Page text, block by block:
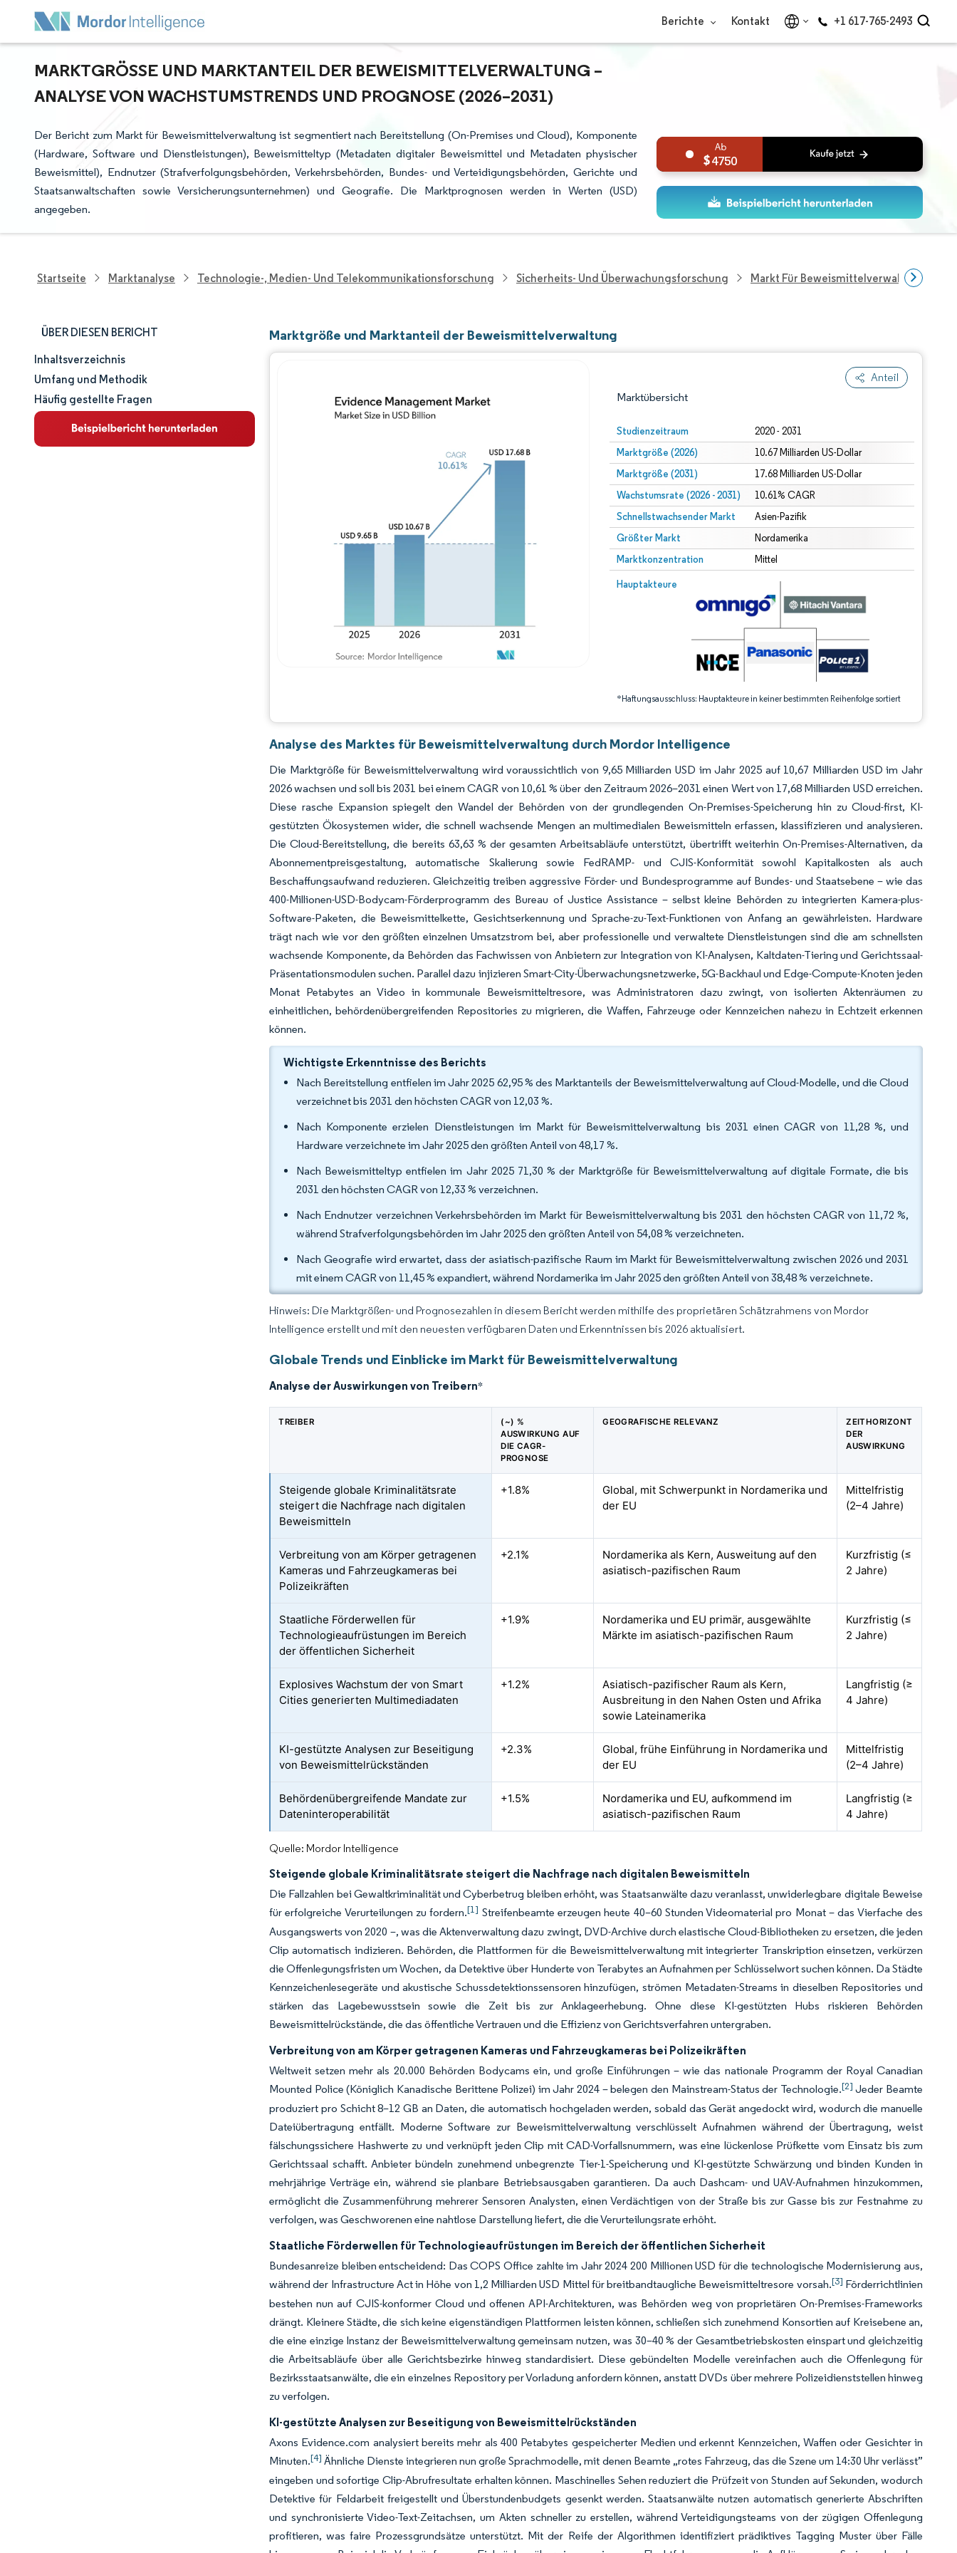
Berichte Kontakt +1 617-765-2493
MARKTGRÖSSE UND MARKTANTEIL DER BEWEISMITTELVERWALTUNG – A
NALYSE VON WACHSTUMSTRENDS UND PROGNOSE (2026–2031)
Der Bericht zum Markt für Beweismittelverwaltung ist segmentiert nach Bereitstellung (On-Premises und Cloud), Komponente
(Hardware, Software und Dienstleistungen), Beweismitteltyp (Metadaten digitaler Beweismittel und Metadaten physischer
Beweismittel), Endnutzer (Strafverfolgungsbehörden, Verkehrsbehörden, Bundes- und Verteidigungsbehörden, Gerichte und
Staatsanwaltschaften sowie Versicherungsunternehmen) und Geografie. Die Marktprognosen werden in Werten (USD)
angegeben.
4750
Startseite Marktanalyse Technologie-, Medien- Und Telekommunikationsforschung Sicherheits- Und Überwachungsforschung Markt Für Beweismittelverwaltung
ÜBER DIESEN BERICHT
Marktgröße und -anteil
Marktanalyse
Trends und Einblicke
Inhaltsverzeichnis
Umfang und Methodik
Häufig gestellte Fragen
Marktgröße und Marktanteil der Beweismittelverwaltung
Anteil
Marktübersicht
Studienzeitraum 2020 - 2031
Marktgröße (2026) 10.67 Milliarden US-Dollar
Marktgröße (2031) 17.68 Milliarden US-Dollar
Wachstumsrate (2026 - 2031) 10.61% CAGR
Schnellstwachsender Markt Asien-Pazifik
Größter Markt Nordamerika
Marktkonzentration Mittel
Hauptakteure
*Haftungsausschluss: Hauptakteure in keiner bestimmten Reihenfolge sortiert
Bild © Mordor Intelligence. Wiederverwendung erfordert Namensnennung gemäß CC BY 4.0.
Bild © Mordor Intelligence. Wiederverwendung erfordert Namensnennung gemäß CC BY 4.0.
Analyse des Marktes für Beweismittelverwaltung durch Mordor Intelligence
Die Marktgröße für Beweismittelverwaltung wird voraussichtlich von 9,65 Milliarden USD im Jahr 2025 auf 10,67 Milliarden USD im Jahr
2026 wachsen und soll bis 2031 bei einem CAGR von 10,61 % über den Zeitraum 2026–2031 einen Wert von 17,68 Milliarden USD erreichen.
Diese rasche Expansion spiegelt den Wandel der Behörden von der grundlegenden On-Premises-Speicherung hin zu Cloud-first, KI-
gestützten Ökosystemen wider, die schnell wachsende Mengen an multimedialen Beweismitteln erfassen, klassifizieren und analysieren.
Die Cloud-Bereitstellung, die bereits 63,63 % der gesamten Arbeitsabläufe unterstützt, übertrifft weiterhin On-Premises-Alternativen, da
Abonnementpreisgestaltung, automatische Skalierung sowie FedRAMP- und CJIS-Konformität sowohl Kapitalkosten als auch
Beschaffungsaufwand reduzieren. Gleichzeitig treiben aggressive Förder- und Bundesprogramme auf Bundes- und Staatsebene – wie das
400-Millionen-USD-Bodycam-Förderprogramm des Bureau of Justice Assistance – selbst kleine Behörden zu integrierten Kamera-plus-
Software-Paketen, die Beweismittelkette, Gesichtserkennung und Sprache-zu-Text-Funktionen von Anfang an gewährleisten. Hardware
trägt nach wie vor den größten einzelnen Umsatzstrom bei, aber professionelle und verwaltete Dienstleistungen sind die am schnellsten
wachsende Komponente, da Behörden das Fachwissen von Anbietern zur Integration von KI-Analysen, Kaltdaten-Tiering und Gerichtssaal-
Präsentationsmodulen suchen. Parallel dazu injizieren Smart-City-Überwachungsnetzwerke, 5G-Backhaul und Edge-Compute-Knoten jeden
Monat Petabytes an Video in kommunale Beweismitteltresore, was Administratoren dazu zwingt, von isolierten Aktenräumen zu
einheitlichen, behördenübergreifenden Repositories zu migrieren, die Waffen, Fahrzeuge oder Kennzeichen nahezu in Echtzeit erkennen
können.
Wichtigste Erkenntnisse des Berichts
Nach Bereitstellung entfielen im Jahr 2025 62,95 % des Marktanteils der Beweismittelverwaltung auf Cloud-Modelle, und die Cloud
verzeichnet bis 2031 den höchsten CAGR von 12,03 %.
Nach Komponente erzielen Dienstleistungen im Markt für Beweismittelverwaltung bis 2031 einen CAGR von 11,28 %, und
Hardware verzeichnete im Jahr 2025 den größten Anteil von 48,17 %.
Nach Beweismitteltyp entfielen im Jahr 2025 71,30 % der Marktgröße für Beweismittelverwaltung auf digitale Formate, die bis
2031 den höchsten CAGR von 12,33 % verzeichnen.
Nach Endnutzer verzeichnen Verkehrsbehörden im Markt für Beweismittelverwaltung bis 2031 den höchsten CAGR von 11,72 %,
während Strafverfolgungsbehörden im Jahr 2025 den größten Anteil von 54,08 % verzeichneten.
Nach Geografie wird erwartet, dass der asiatisch-pazifische Raum im Markt für Beweismittelverwaltung zwischen 2026 und 2031
mit einem CAGR von 11,45 % expandiert, während Nordamerika im Jahr 2025 den größten Anteil von 38,48 % verzeichnete.
Hinweis: Die Marktgrößen- und Prognosezahlen in diesem Bericht werden mithilfe des proprietären Schätzrahmens von Mordor
Intelligence erstellt und mit den neuesten verfügbaren Daten und Erkenntnissen bis 2026 aktualisiert.
Globale Trends und Einblicke im Markt für Beweismittelverwaltung
Analyse der Auswirkungen von Treibern*
TREIBER
(~) %
AUSWIRKUNG AUF
DIE CAGR-
PROGNOSE
GEOGRAFISCHE RELEVANZ
ZEITHORIZONT
DER
AUSWIRKUNG
Steigende globale Kriminalitätsrate
steigert die Nachfrage nach digitalen
Beweismitteln
+1.8%
Global, mit Schwerpunkt in Nordamerika und
der EU
Mittelfristig
(2–4 Jahre)
Verbreitung von am Körper getragenen
Kameras und Fahrzeugkameras bei
Polizeikräften
+2.1%
Nordamerika als Kern, Ausweitung auf den
asiatisch-pazifischen Raum
Kurzfristig (≤
2 Jahre)
Staatliche Förderwellen für
Technologieaufrüstungen im Bereich
der öffentlichen Sicherheit
+1.9%
Nordamerika und EU primär, ausgewählte
Märkte im asiatisch-pazifischen Raum
Kurzfristig (≤
2 Jahre)
Explosives Wachstum der von Smart
Cities generierten Multimediadaten
+1.2%
Asiatisch-pazifischer Raum als Kern,
Ausbreitung in den Nahen Osten und Afrika
sowie Lateinamerika
Langfristig (≥
4 Jahre)
KI-gestützte Analysen zur Beseitigung
von Beweismittelrückständen
+2.3%
Global, frühe Einführung in Nordamerika und
der EU
Mittelfristig
(2–4 Jahre)
Behördenübergreifende Mandate zur
Dateninteroperabilität
+1.5%
Nordamerika und EU, aufkommend im
asiatisch-pazifischen Raum
Langfristig (≥
4 Jahre)
Quelle: Mordor Intelligence
Steigende globale Kriminalitätsrate steigert die Nachfrage nach digitalen Beweismitteln
Die Fallzahlen bei Gewaltkriminalität und Cyberbetrug bleiben erhöht, was Staatsanwälte dazu veranlasst, unwiderlegbare digitale Beweise
für erfolgreiche Verurteilungen zu fordern.[1] Streifenbeamte erzeugen heute 40–60 Stunden Videomaterial pro Monat – das Vierfache des
Ausgangswerts von 2020 –, was die Aktenverwaltung dazu zwingt, DVD-Archive durch elastische Cloud-Bibliotheken zu ersetzen, die jeden
Clip automatisch indizieren. Behörden, die Plattformen für die Beweismittelverwaltung mit integrierter Transkription einsetzen, verkürzen
die Offenlegungsfristen um Wochen, da Detektive über Hunderte von Terabytes an Aufnahmen per Schlüsselwort suchen können. Da Städte
Kennzeichenlesegeräte und akustische Schussdetektionssensoren hinzufügen, strömen Metadaten-Streams in dieselben Repositories und
stärken das Lagebewusstsein sowie die Zeit bis zur Anklageerhebung. Ohne diese KI-gestützten Hubs riskieren Behörden
Beweismittelrückstände, die das öffentliche Vertrauen und die Effizienz von Gerichtsverfahren untergraben.
Verbreitung von am Körper getragenen Kameras und Fahrzeugkameras bei Polizeikräften
Weltweit setzen mehr als 20.000 Behörden Bodycams ein, und große Einführungen – wie das nationale Programm der Royal Canadian
Mounted Police (Königlich Kanadische Berittene Polizei) im Jahr 2024 – belegen den Mainstream-Status der Technologie.[2] Jeder Beamte
produziert pro Schicht 8–12 GB an Daten, die automatisch hochgeladen werden, sobald das Gerät angedockt wird, wodurch die manuelle
Dateiübertragung entfällt. Moderne Software zur Beweismittelverwaltung verschlüsselt Aufnahmen während der Übertragung, weist
fälschungssichere Hashwerte zu und verknüpft jeden Clip mit CAD-Vorfallsnummern, was eine lückenlose Prüfkette vom Einsatz bis zum
Gerichtssaal schafft. Anbieter bündeln zunehmend unbegrenzte Tier-1-Speicherung und KI-gestützte Schwärzung und binden Kunden in
mehrjährige Verträge ein, während sie planbare Betriebsausgaben garantieren. Da auch Dashcam- und UAV-Aufnahmen hinzukommen,
ermöglicht die Zusammenführung mehrerer Sensoren Analysten, einen Verdächtigen von der Straße bis zur Gasse bis zur Festnahme zu
verfolgen, was Geschworenen eine nahtlose Darstellung liefert, die die Verurteilungsrate erhöht.
Staatliche Förderwellen für Technologieaufrüstungen im Bereich der öffentlichen Sicherheit
Bundesanreize bleiben entscheidend: Das COPS Office zahlte im Jahr 2024 200 Millionen USD für die technologische Modernisierung aus,
während der Infrastructure Act in Höhe von 1,2 Milliarden USD Mittel für breitbandtaugliche Beweismitteltresore vorsah.[3] Förderrichtlinien
bestehen nun auf CJIS-konformer Cloud und offenen API-Architekturen, was Behörden weg von proprietären On-Premises-Frameworks
drängt. Kleinere Städte, die sich keine eigenständigen Plattformen leisten können, schließen sich zunehmend Konsortien auf Kreisebene an,
die eine einzige Instanz der Beweismittelverwaltung gemeinsam nutzen, was 30–40 % der Gesamtbetriebskosten einspart und gleichzeitig
die Arbeitsabläufe über alle Gerichtsbezirke hinweg standardisiert. Diese gebündelten Modelle vereinfachen auch die Offenlegung für
Bezirksstaatsanwälte, die ein einzelnes Repository per Vorladung anfordern können, anstatt DVDs über mehrere Polizeidienststellen hinweg
zu verfolgen.
KI-gestützte Analysen zur Beseitigung von Beweismittelrückständen
Axons Evidence.com analysiert bereits mehr als 400 Petabytes gespeicherter Medien und erkennt Kennzeichen, Waffen oder Gesichter in
Minuten.[4] Ähnliche Dienste integrieren nun große Sprachmodelle, mit denen Beamte „rotes Fahrzeug, das die Szene um 14:30 Uhr verlässt”
eingeben und sofortige Clip-Abrufresultate erhalten können. Maschinelles Sehen reduziert die Prüfzeit von Stunden auf Sekunden, wodurch
Detektive für Feldarbeit freigestellt und Überstundenbudgets gesenkt werden. Staatsanwälte nutzen automatisch generierte Abschriften
und synchronisierte Video-Text-Zeitachsen, um Akten schneller zu erstellen, während Verteidigungsteams von der zügigen Offenlegung
profitieren, was faire Prozessgrundsätze unterstützt. Mit der Reife der Algorithmen identifiziert prädiktives Tagging Muster über Fälle